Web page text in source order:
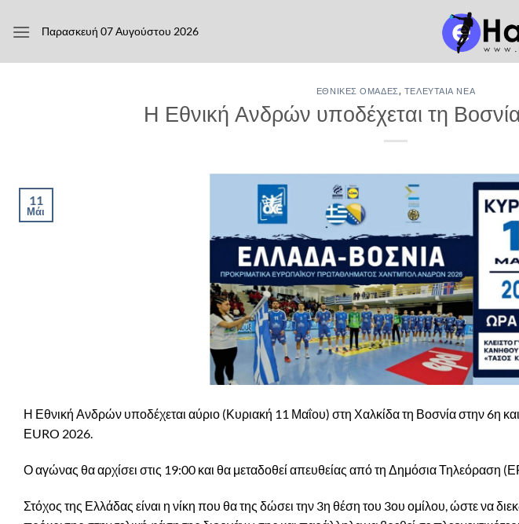
στο
Παρασκευή 07 Αυγούστου 2026
ΕΘΝΙΚΈΣ ΟΜΆΔΕΣ, ΤΕΛΕΥΤΑΊΑ ΝΈΑ
Η Εθνική Ανδρών υποδέχεται τη
11
Μάι
Η Εθνική Ανδρών υποδέχεται αύριο (Κυριακή 11 Μαΐου) στη Χαλκίδα τη Βοσνία στην 6η και
ΕURO 2026.
Ο αγώνας θα αρχίσει στις 19:00 και θα μεταδοθεί απευθείας από τη Δημόσια Τηλεόραση
Στόχος της Ελλάδας είναι η νίκη που θα της δώσει την 3η θέση του 3ου ομίλου, ώστε να